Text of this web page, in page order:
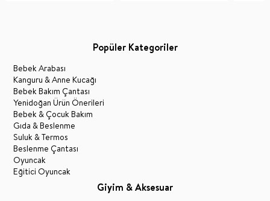
Popüler Kategoriler
Bebek Arabası
Kanguru & Anne Kucağı
Bebek Bakım Çantası
Yenidoğan Ürün Önerileri
Bebek & Çocuk Bakım
Gıda & Beslenme
Suluk & Termos
Beslenme Çantası
Oyuncak
Eğitici Oyuncak
Giyim & Aksesuar